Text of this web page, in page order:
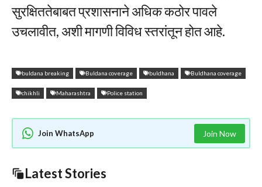
सुरक्षिततेबाबत प्रशासनाने अधिक कठोर पावले
उचलावीत, अशी मागणी विविध स्तरांतून होत आहे.
buldana breaking Buldana coverage buldhana Buldhana coverage
chikhli Maharashtra Police station
Join WhatsApp Join Now
Latest Stories